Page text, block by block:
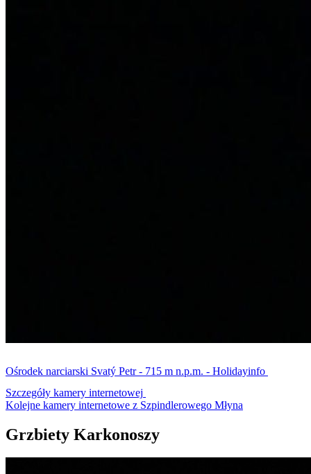
Ośrodek narciarski Svatý Petr - 715 m n.p.m. - Holidayinfo
Szczegóły kamery internetowej
Kolejne kamery internetowe z Szpindlerowego Młyna
Grzbiety Karkonoszy